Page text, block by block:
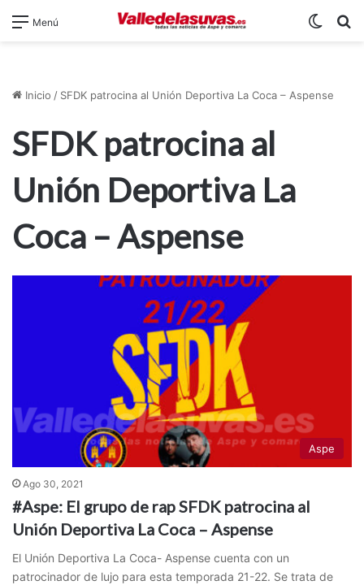
Menú
Inicio / SFDK patrocina al Unión Deportiva La Coca – Aspense
SFDK patrocina al
Unión Deportiva La
Coca – Aspense
Aspe
Ago 30, 2021
#Aspe: El grupo de rap SFDK patrocina al
Unión Deportiva La Coca – Aspense
El Unión Deportiva La Coca- Aspense cuenta con un
patrocinador de lujo para esta temporada 21-22. Se trata de